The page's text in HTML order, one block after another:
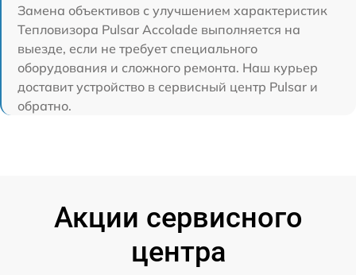
Замена объективов с улучшением характеристик
Тепловизора Pulsar Accolade выполняется на
выезде, если не требует специального
оборудования и сложного ремонта. Наш курьер
доставит устройство в сервисный центр Pulsar и
обратно.
Акции сервисного
центра